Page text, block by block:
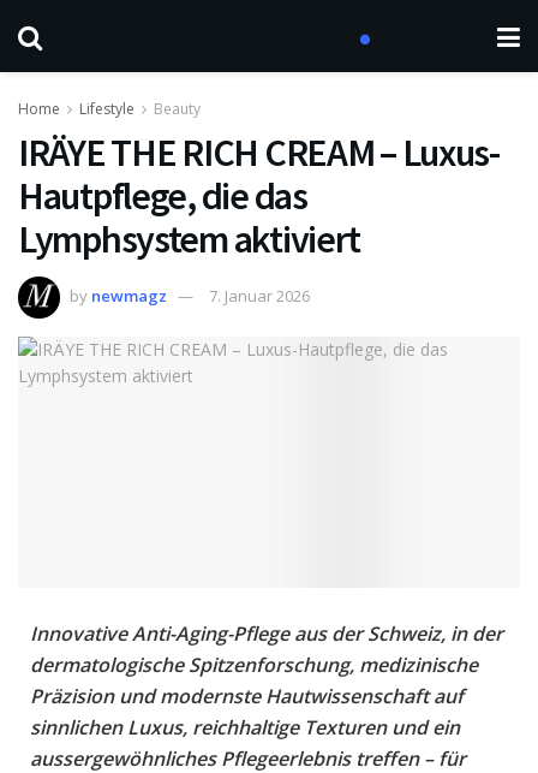
Home Lifestyle Beauty
IRÄYE THE RICH CREAM – Luxus-
Hautpflege, die das
Lymphsystem aktiviert
by newmagz 7. Januar 2026
Innovative Anti-Aging-Pflege aus der Schweiz, in der
dermatologische Spitzenforschung, medizinische
Präzision und modernste Hautwissenschaft auf
sinnlichen Luxus, reichhaltige Texturen und ein
aussergewöhnliches Pflegeerlebnis treffen – für